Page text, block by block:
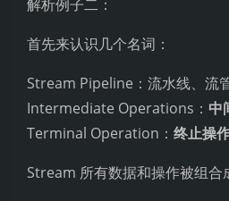
解析例子二：
首先来认识几个名词：
Stream Pipeline：流水线、流
Intermediate Operations： 中
Terminal Operation： 终止操
Stream 所有数据和操作被组合